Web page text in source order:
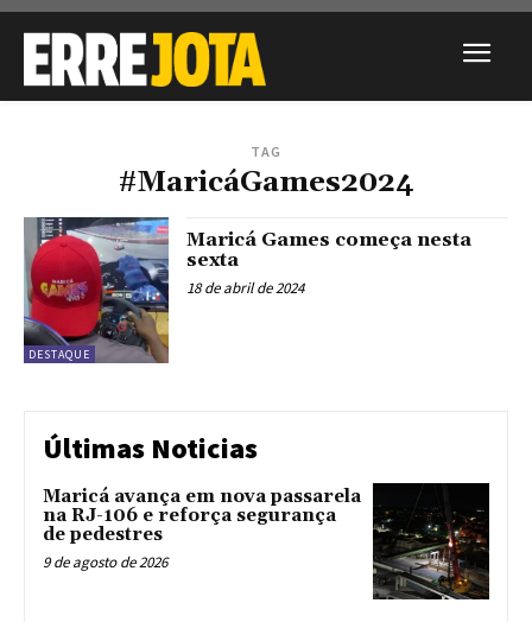
TAG
#MaricáGames2024
DESTAQUE
Maricá Games começa nesta
sexta
18 de abril de 2024
Últimas Noticias
Maricá avança em nova passarela
na RJ-106 e reforça segurança
de pedestres
9 de agosto de 2026